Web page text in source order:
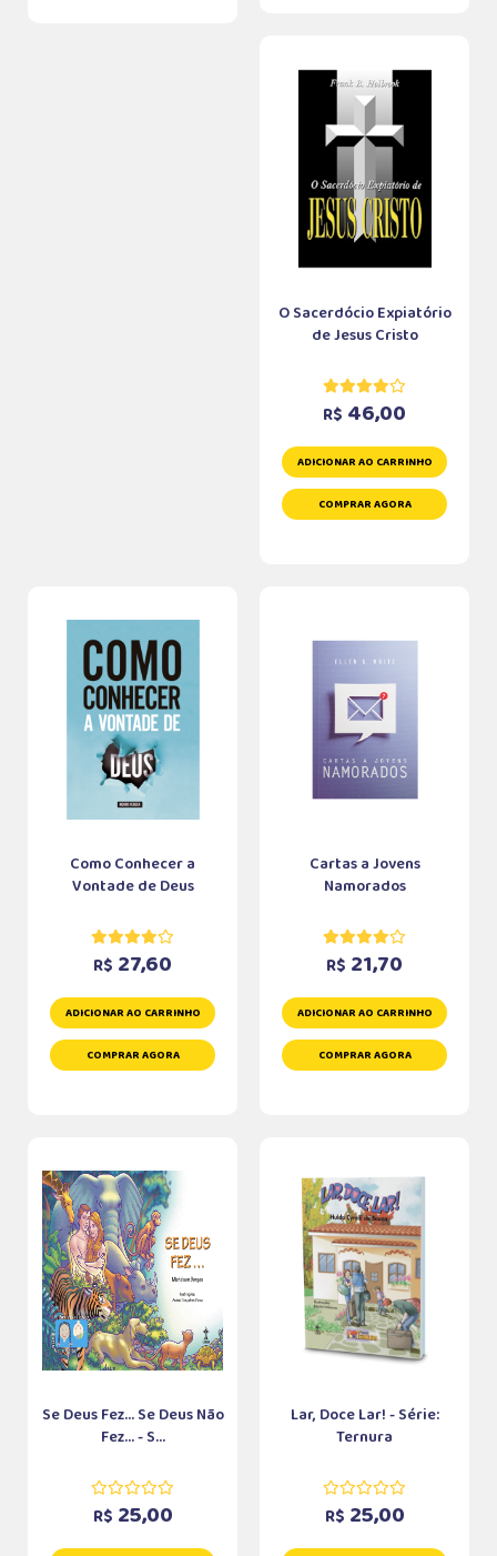
O Sacerdócio Expiatório
de Jesus Cristo
R$ 46,00
ADICIONAR AO CARRINHO
COMPRAR AGORA
Como Conhecer a
Vontade de Deus
R$ 27,60
ADICIONAR AO CARRINHO
COMPRAR AGORA
Cartas a Jovens
Namorados
R$ 21,70
ADICIONAR AO CARRINHO
COMPRAR AGORA
Se Deus Fez... Se Deus Não
Fez... - S...
R$ 25,00
Lar, Doce Lar! - Série:
Ternura
R$ 25,00